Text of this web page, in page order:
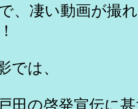
、凄い動画が撮
では、
の啓発宣伝に甚